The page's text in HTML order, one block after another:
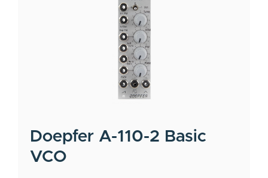
Doepfer A-110-2 Basic
VCO